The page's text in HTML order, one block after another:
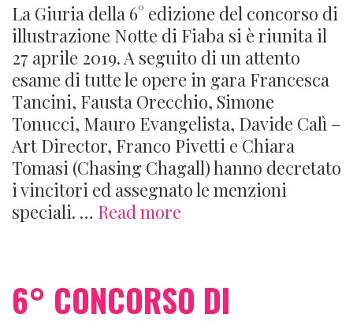
La Giuria della 6° edizione del concorso di
illustrazione Notte di Fiaba si è riunita il
27 aprile 2019. A seguito di un attento
esame di tutte le opere in gara Francesca
Tancini, Fausta Orecchio, Simone
Tonucci, Mauro Evangelista, Davide Calì –
Art Director, Franco Pivetti e Chiara
Tomasi (Chasing Chagall) hanno decretato
i vincitori ed assegnato le menzioni
speciali. … Read more
concorso
6° CONCORSO DI